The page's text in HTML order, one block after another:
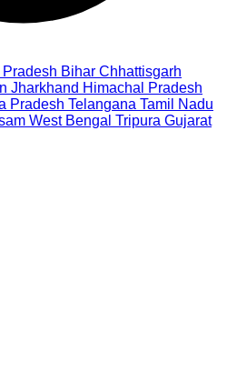
Pradesh Bihar Chhattisgarh
Jharkhand Himachal Pradesh
Pradesh Telangana Tamil Nadu
West Bengal Tripura Gujarat